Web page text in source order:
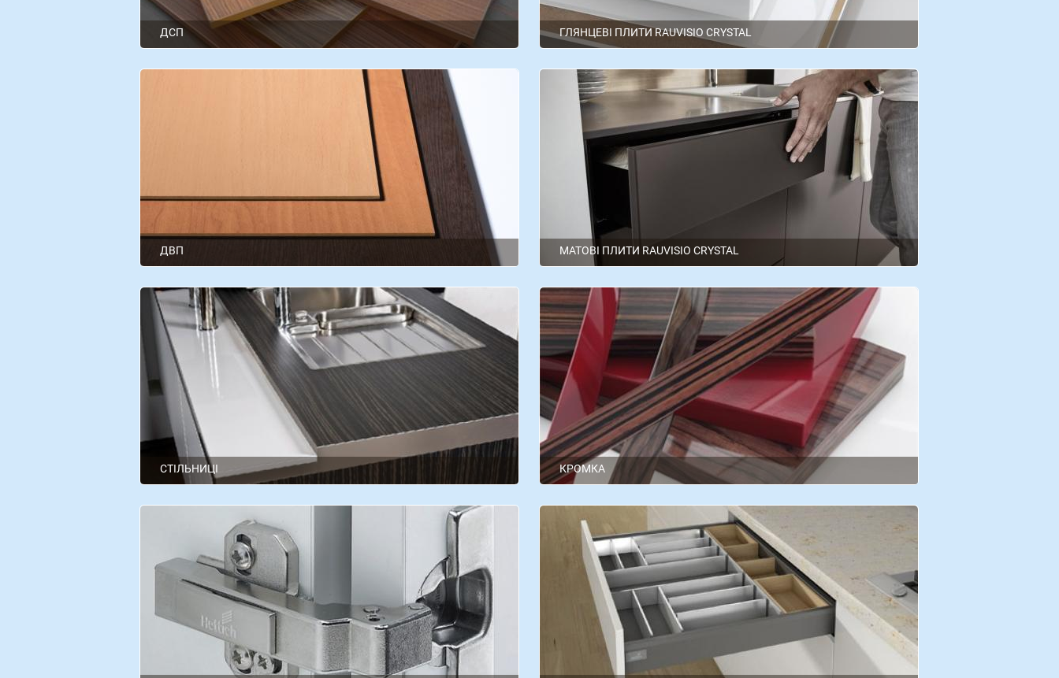
ДСП
Swiss Krono
EGGER
ГЛЯНЦЕВІ ПЛИТИ RAUVISIO CRYSTAL
Rehau
ДВП
Kronospan
МАТОВІ ПЛИТИ RAUVISIO CRYSTAL
Rehau
СТІЛЬНИЦІ
Swiss Krono
LuxeForm
КРОМКА
Kromag
Polkemik